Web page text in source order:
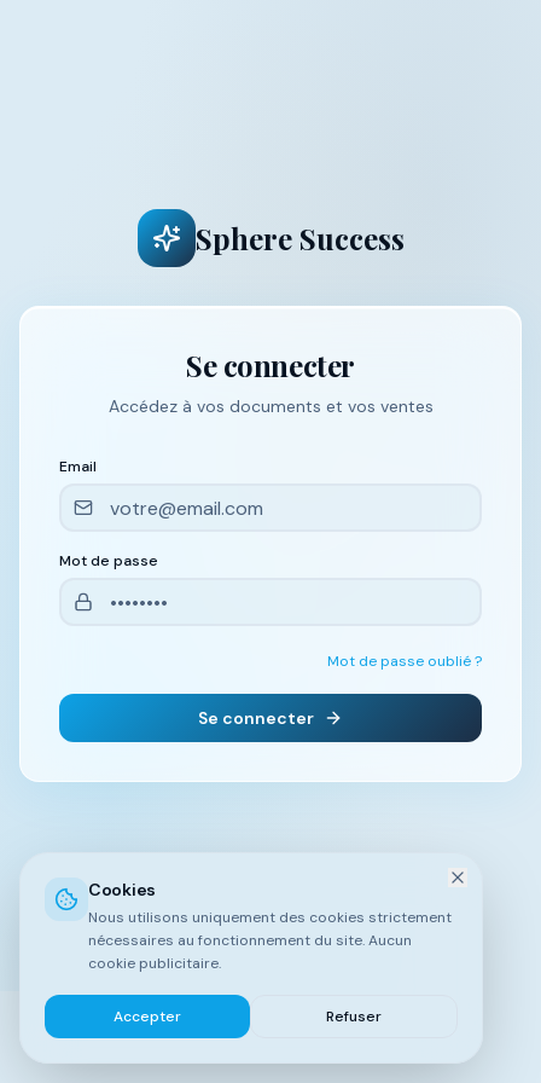
Sphere Success
Se connecter
Accédez à vos documents et vos ventes
Email
Mot de passe
Mot de passe oublié ?
Se connecter
Cookies
Nous utilisons uniquement des cookies strictement
nécessaires au fonctionnement du site. Aucun
cookie publicitaire.
Accepter Refuser